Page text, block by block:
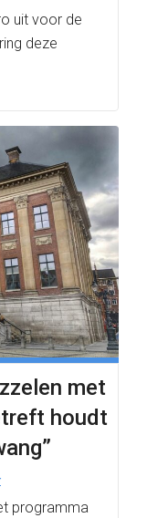
uit voor de
deze
met
houdt
programma